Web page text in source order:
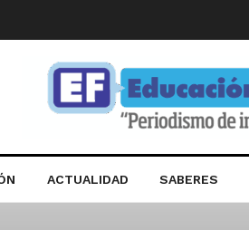
ACTUALIDAD SABERES